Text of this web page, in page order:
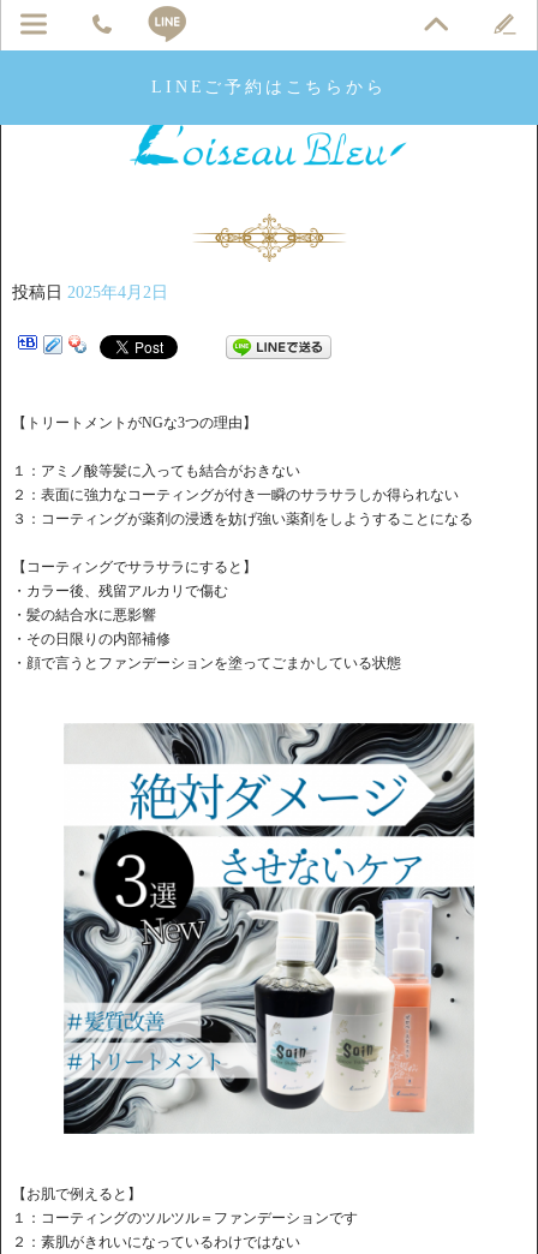
LINEご予約はこちらから
投稿日 2025年4月2日
【トリートメントがNGな3つの理由】
１：アミノ酸等髪に入っても結合がおきない
２：表面に強力なコーティングが付き一瞬のサラサラしか得られない
３：コーティングが薬剤の浸透を妨げ強い薬剤をしようすることになる
【コーティングでサラサラにすると】
・カラー後、残留アルカリで傷む
・髪の結合水に悪影響
・その日限りの内部補修
・顔で言うとファンデーションを塗ってごまかしている状態
【お肌で例えると】
１：コーティングのツルツル＝ファンデーションです
２：素肌がきれいになっているわけではない